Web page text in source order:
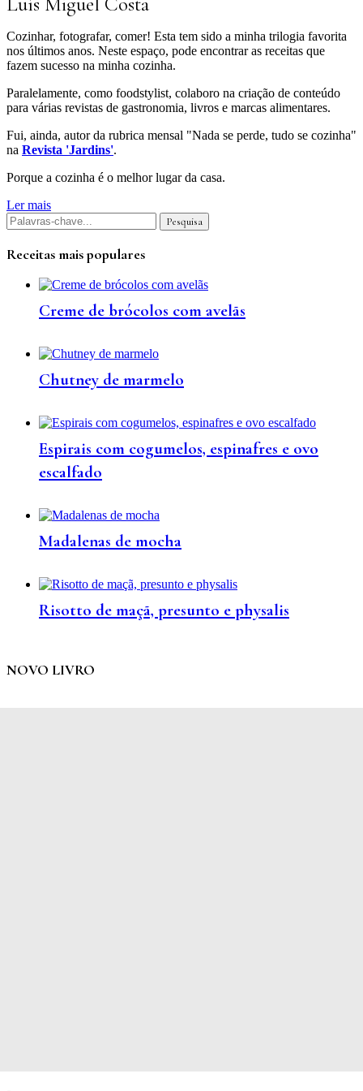
Cozinhar, fotografar, comer! Esta tem sido a minha trilogia favorita
nos últimos anos. Neste espaço, pode encontrar as receitas que
fazem sucesso na minha cozinha.
Paralelamente, como foodstylist, colaboro na criação de conteúdo
para várias revistas de gastronomia, livros e marcas alimentares.
Fui, ainda, autor da rubrica mensal "Nada se perde, tudo se cozinha"
na Revista 'Jardins'.
Porque a cozinha é o melhor lugar da casa.
Ler mais
Receitas mais populares
Creme de brócolos com avelãs
Chutney de marmelo
Espirais com cogumelos, espinafres e ovo
escalfado
Madalenas de mocha
Risotto de maçã, presunto e physalis
NOVO LIVRO